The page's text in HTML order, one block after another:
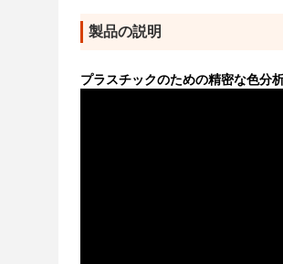
製品の説明
プラスチックのための精密な色分